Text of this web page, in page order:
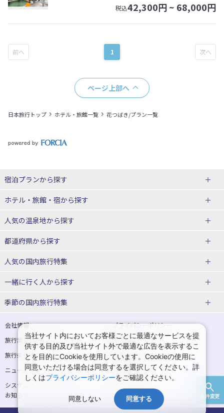
条件変更
税込42,300円 ~ 68,000円
1
ページ上部へ
日本旅行トップ ホテル・旅館一覧 花つばき/プラン一覧
宿泊プランから探す
北海道
東北
青森県
宮城県
山形県
関東
埼玉県 千葉県
茨城県 栃木県
北陸
ホテル・旅館・宿から探す
北海道ホテル・旅館
青森県ホテル・旅館
宮城県ホテル・旅館
山形県ホテル・旅館
東京都ホテル・旅館 神奈川県ホテル・旅館
埼玉県ホテル・旅館 千葉県ホテル・旅館
茨城県ホテル・旅館 栃木県ホテル・旅館
群馬県ホテル・旅館
人気の温泉地から探す
北海道
湯の川温泉(北海道)
十勝川温泉(北海道)
洞爺湖温泉(北海道)
層雲峡温泉(北海道)
東北
花巻温泉(岩手) 蔵王温泉(山形)
かみのやま温泉(山形) 鳴子温泉(宮城)
秋保温泉(宮城) 飯坂温泉(福島)
都道府県から探す
北海道旅行・ツアー
東北
青森旅行・ツアー 岩手旅行・ツアー
宮城旅行・ツアー 秋田旅行・ツアー
山形旅行・ツアー 福島旅行・ツアー
東京旅行・ツアー 神奈川旅行・ツアー
人気の国内旅行特集
東京ディズニーリゾート®への旅
ユニバーサル・スタジオ・ジャパ
一緒に行く人から探す
一人旅 国内版
カップル・夫婦旅行 国内版 女子旅 国内版
卒業旅行・学生旅行 国内版
季節の国内旅行特集
桜・お花見特集
ゴールデンウィーク（GW）の国内
旅行
夏休み・お盆の国内旅行 7月の国内旅行
8月の国内旅行 9月の国内旅行
10月の国内旅行 11月の国内旅行
会社情報
プライバシーポリシー
旅行業登録票・約款
規約集
旅行条件書
商標について
ニュースリリース
採用情報
システムメンテナンスの
お知らせ
当社サイト内においてお客様ごとに最適なサービスを提
供する目的及び当社サイト外で最適な広告を表示するこ
とを目的にCookieを使用しています。Cookieの使用に
同意いただける場合は同意するを選択してください。詳
しくはプライバシーポリシーをご確認ください。
同意しない 同意する